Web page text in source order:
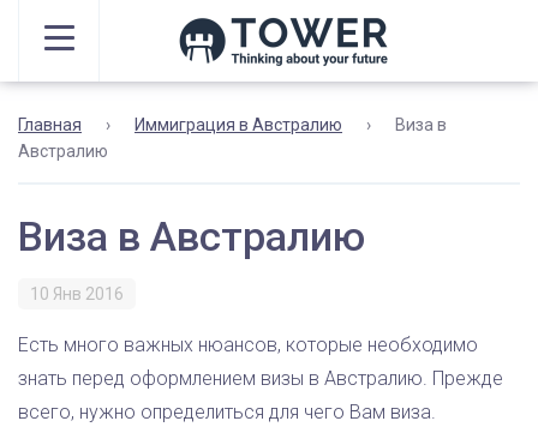
Главная › Иммиграция в Австралию ›
Виза в
Австралию
Виза в Австралию
10 Янв 2016
Есть много важных нюансов, которые необходимо
знать перед оформлением визы в Австралию. Прежде
всего, нужно определиться для чего Вам виза.